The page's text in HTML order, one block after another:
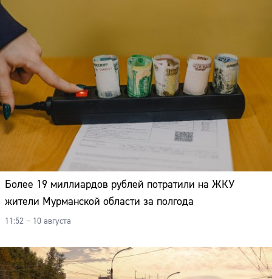
Более 19 миллиардов рублей потратили на ЖКУ
жители Мурманской области за полгода
11:52 – 10 августа